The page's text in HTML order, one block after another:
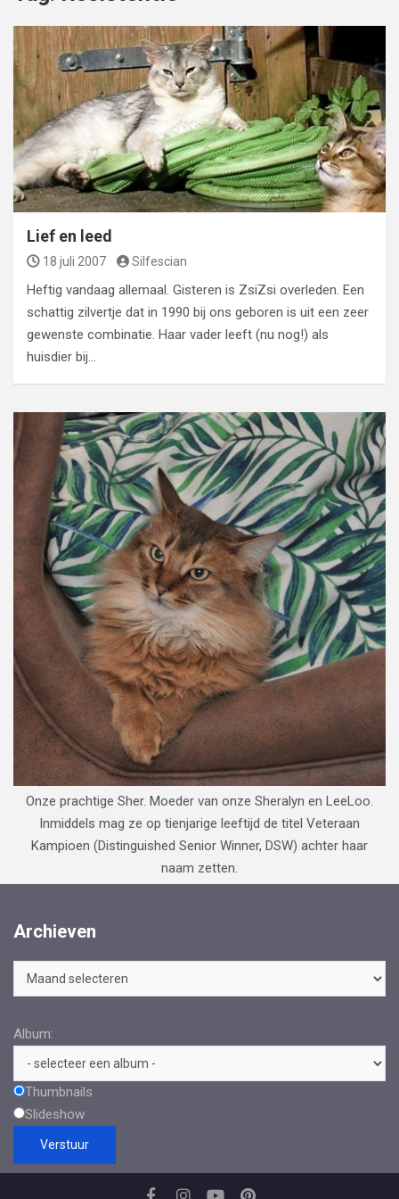
Lief en leed
18 juli 2007 Silfescian
Heftig vandaag allemaal. Gisteren is ZsiZsi overleden. Een
schattig zilvertje dat in 1990 bij ons geboren is uit een zeer
gewenste combinatie. Haar vader leeft (nu nog!) als
huisdier bij…
Onze prachtige Sher. Moeder van onze Sheralyn en LeeLoo.
Inmiddels mag ze op tienjarige leeftijd de titel Veteraan
Kampioen (Distinguished Senior Winner, DSW) achter haar
naam zetten.
Archieven
Archieven
Album:
Thumbnails
Slideshow